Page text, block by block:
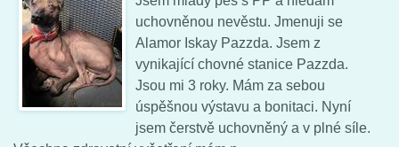
uchovněnou nevěstu. Jmenuji se
Alamor Iskay Pazzda. Jsem z
vynikající chovné stanice Pazzda.
Jsou mi 3 roky. Mám za sebou
úspěšnou výstavu a bonitaci. Nyní
jsem čerstvě uchovněný a v plné síle.